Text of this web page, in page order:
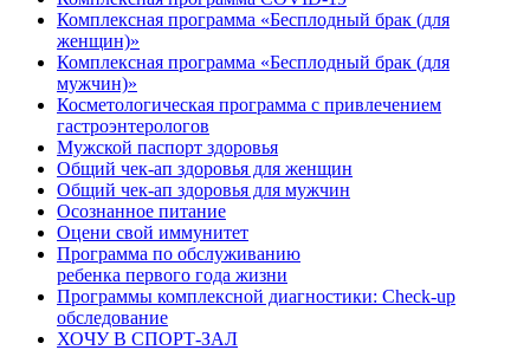
Комплексная программа «Бесплодный брак (для
женщин)»
Комплексная программа «Бесплодный брак (для
мужчин)»
Косметологическая программа с привлечением
гастроэнтерологов
Мужской паспорт здоровья
Общий чек-ап здоровья для женщин
Общий чек-ап здоровья для мужчин
Осознанное питание
Оцени свой иммунитет
Программа по обслуживанию
ребенка первого года жизни
Программы комплексной диагностики: Check-up
обследование
ХОЧУ В CПОРТ-ЗАЛ